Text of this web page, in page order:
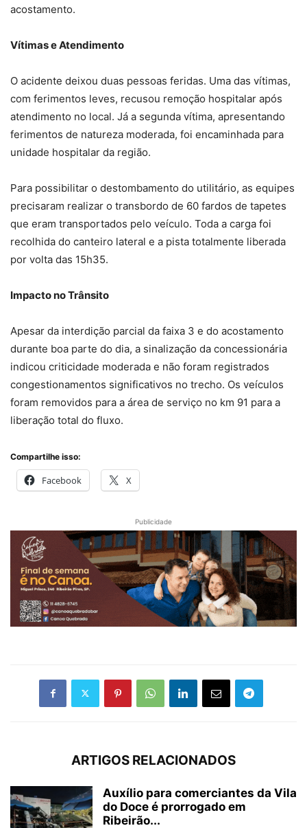
acostamento.
Vítimas e Atendimento
O acidente deixou duas pessoas feridas. Uma das vítimas,
com ferimentos leves, recusou remoção hospitalar após
atendimento no local. Já a segunda vítima, apresentando
ferimentos de natureza moderada, foi encaminhada para
unidade hospitalar da região.
Para possibilitar o destombamento do utilitário, as equipes
precisaram realizar o transbordo de 60 fardos de tapetes
que eram transportados pelo veículo. Toda a carga foi
recolhida do canteiro lateral e a pista totalmente liberada
por volta das 15h35.
Impacto no Trânsito
Apesar da interdição parcial da faixa 3 e do acostamento
durante boa parte do dia, a sinalização da concessionária
indicou criticidade moderada e não foram registrados
congestionamentos significativos no trecho. Os veículos
foram removidos para a área de serviço no km 91 para a
liberação total do fluxo.
Compartilhe isso:
Facebook X
Publicidade
ARTIGOS RELACIONADOS
Auxílio para comerciantes da Vila
do Doce é prorrogado em
Ribeirão...